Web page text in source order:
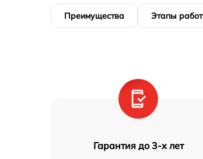
Преимущества Этапы работ
Гарантия до 3-х лет